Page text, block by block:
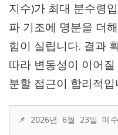
지수)가 최대 분수령
파 기조에 명분을 더
힘이 실립니다. 결과
따라 변동성이 이어
분할 접근이 합리적입
📌 2026년 6월 23일 매